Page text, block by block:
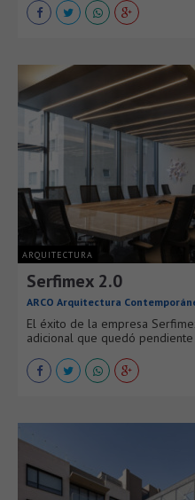
ARQUITECTURA
Serfimex 2.0
ARCO Arquitectura
El éxito de la empresa
adicional que quedó